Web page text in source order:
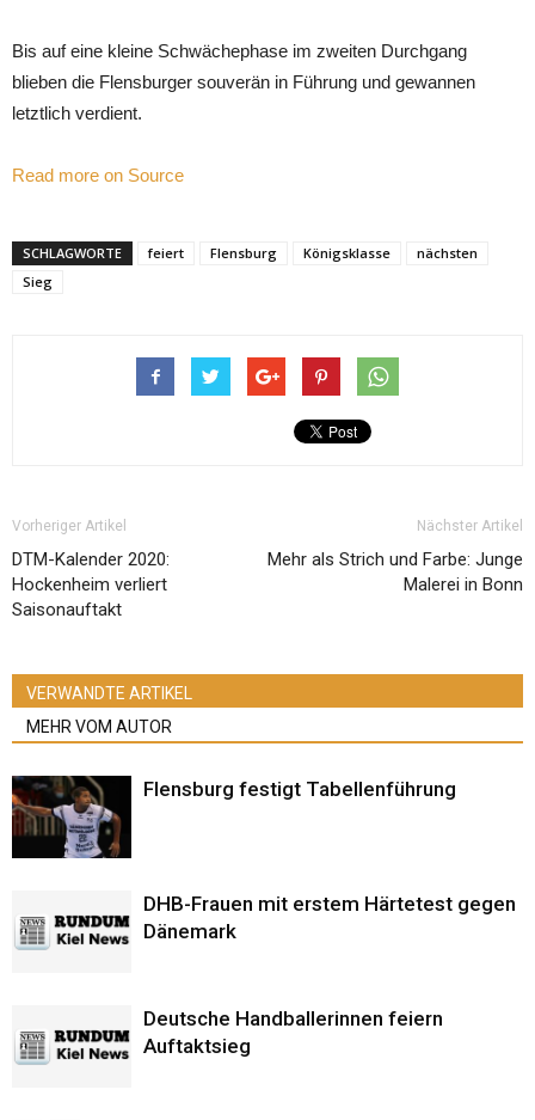
Bis auf eine kleine Schwächephase im zweiten Durchgang
blieben die Flensburger souverän in Führung und gewannen
letztlich verdient.
Read more on Source
SCHLAGWORTE feiert Flensburg Königsklasse
nächsten
Sieg
Vorheriger Artikel
DTM-Kalender 2020:
Hockenheim verliert
Saisonauftakt
Nächster Artikel
Mehr als Strich und Farbe: Junge
Malerei in Bonn
VERWANDTE ARTIKEL
MEHR VOM AUTOR
Flensburg festigt Tabellenführung
DHB-Frauen mit erstem Härtetest gegen
Dänemark
Deutsche Handballerinnen feiern
Auftaktsieg